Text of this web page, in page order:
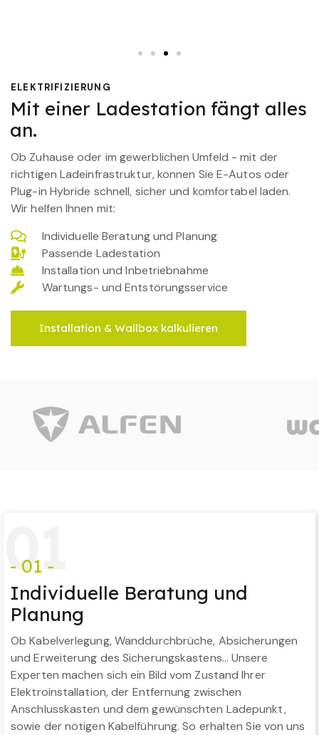
ELEKTRIFIZIERUNG
Mit einer Ladestation fängt alles
an.
Ob Zuhause oder im gewerblichen Umfeld - mit der
richtigen Ladeinfrastruktur, können Sie E-Autos oder
Plug-in Hybride schnell, sicher und komfortabel laden.
Wir helfen Ihnen mit:
Individuelle Beratung und Planung
Passende Ladestation
Installation und Inbetriebnahme
Wartungs- und Entstörungsservice
Installation & Wallbox kalkulieren
01
- 01 -
Individuelle Beratung und
Planung
Ob Kabelverlegung, Wanddurchbrüche, Absicherungen
und Erweiterung des Sicherungskastens… Unsere
Experten machen sich ein Bild vom Zustand Ihrer
Elektroinstallation, der Entfernung zwischen
Anschlusskasten und dem gewünschten Ladepunkt,
sowie der nötigen Kabelführung. So erhalten Sie von uns